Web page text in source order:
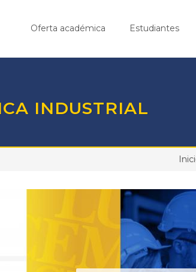
Oferta académica Estudiantes
INDUSTRIAL